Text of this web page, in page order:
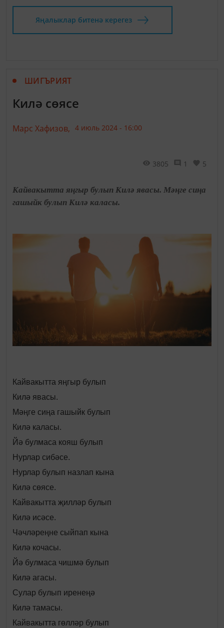
Яңалыклар битенә керегез
ШИГЪРИЯТ
Килә сөясе
Марс Хафизов, 4 июль 2024 - 16:00
3805 1 5
Кайвакытта яңгыр булып Килә явасы. Мәңге сиңа
гашыйк булып Килә каласы.
Кайвакытта яңгыр булып
Килә явасы.
Мәңге сиңа гашыйк булып
Килә каласы.
Йә булмаса кояш булып
Нурлар сибәсе.
Нурлар булып назлап кына
Килә сөясе.
Кайвакытта җилләр булып
Килә исәсе.
Чәчләреңне сыйпап кына
Килә кочасы.
Йә булмаса чишмә булып
Килә агасы.
Сулар булып иренеңә
Килә тамасы.
Кайвакытта гөлләр булып